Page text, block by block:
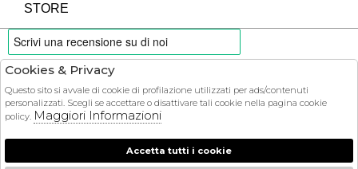
STORE
PAYMENTS
COURIER
Cookies & Privacy
Questo sito si avvale di cookie di profilazione utilizzati per ads/contenuti
personalizzati. Scegli se accettare o disattivare tali cookie nella pagina cookie
policy. Maggiori Informazioni
Accetta tutti i cookie